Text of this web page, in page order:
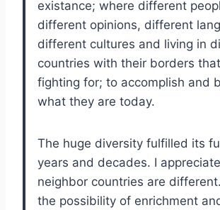
existance; where different
different opinions, different
different cultures and living in
countries with their borders
fighting for; to accomplish and
what they are today.
The huge diversity fulfilled its
years and decades. I
neighbor countries are
the possibility of enrichment